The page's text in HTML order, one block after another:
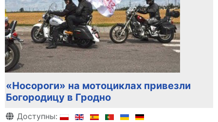
«Носороги» на мотоциклах привезли
Богородицу в Гродно
Информация о материале
Доступны: